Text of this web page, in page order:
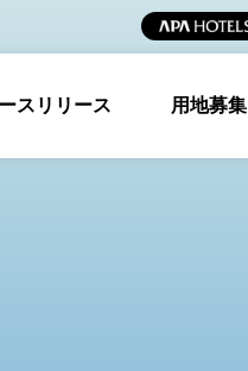
スリリース 用地募集